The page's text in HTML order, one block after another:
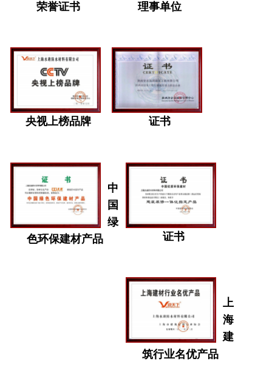
荣誉证书 理事单位
央视上榜品牌 证书
中
国
绿
色环保建材产品
证书
上
海
建
筑行业名优产品